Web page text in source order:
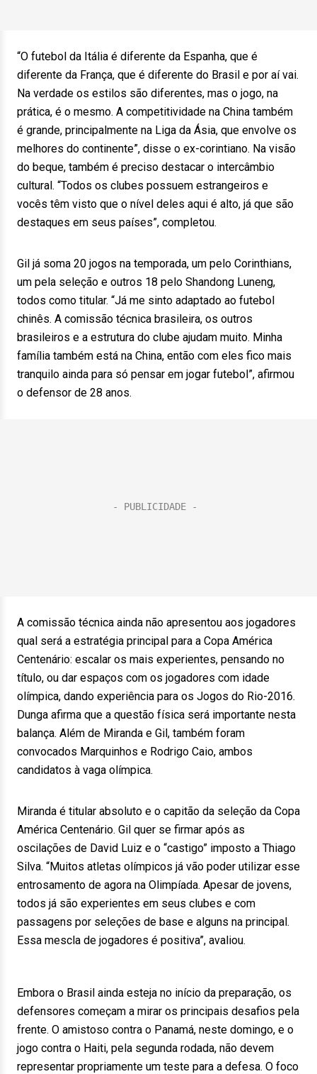
“O futebol da Itália é diferente da Espanha, que é
diferente da França, que é diferente do Brasil e por aí vai.
Na verdade os estilos são diferentes, mas o jogo, na
prática, é o mesmo. A competitividade na China também
é grande, principalmente na Liga da Ásia, que envolve os
melhores do continente”, disse o ex-corintiano. Na visão
do beque, também é preciso destacar o intercâmbio
cultural. “Todos os clubes possuem estrangeiros e
vocês têm visto que o nível deles aqui é alto, já que são
destaques em seus países”, completou.
Gil já soma 20 jogos na temporada, um pelo Corinthians,
um pela seleção e outros 18 pelo Shandong Luneng,
todos como titular. “Já me sinto adaptado ao futebol
chinês. A comissão técnica brasileira, os outros
brasileiros e a estrutura do clube ajudam muito. Minha
família também está na China, então com eles fico mais
tranquilo ainda para só pensar em jogar futebol”, afirmou
o defensor de 28 anos.
A comissão técnica ainda não apresentou aos jogadores
qual será a estratégia principal para a Copa América
Centenário: escalar os mais experientes, pensando no
título, ou dar espaços com os jogadores com idade
olímpica, dando experiência para os Jogos do Rio-2016.
Dunga afirma que a questão física será importante nesta
balança. Além de Miranda e Gil, também foram
convocados Marquinhos e Rodrigo Caio, ambos
candidatos à vaga olímpica.
Miranda é titular absoluto e o capitão da seleção da Copa
América Centenário. Gil quer se firmar após as
oscilações de David Luiz e o “castigo” imposto a Thiago
Silva. “Muitos atletas olímpicos já vão poder utilizar esse
entrosamento de agora na Olimpíada. Apesar de jovens,
todos já são experientes em seus clubes e com
passagens por seleções de base e alguns na principal.
Essa mescla de jogadores é positiva”, avaliou.
Embora o Brasil ainda esteja no início da preparação, os
defensores começam a mirar os principais desafios pela
frente. O amistoso contra o Panamá, neste domingo, e o
jogo contra o Haiti, pela segunda rodada, não devem
representar propriamente um teste para a defesa. O foco